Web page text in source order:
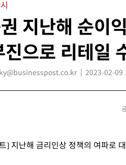
지난해 순이
으로 리테일
2023-02-09
] 지난해 금리인상 정책의 여파로